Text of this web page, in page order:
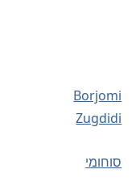
Borjomi
Zugdidi
סוחומי